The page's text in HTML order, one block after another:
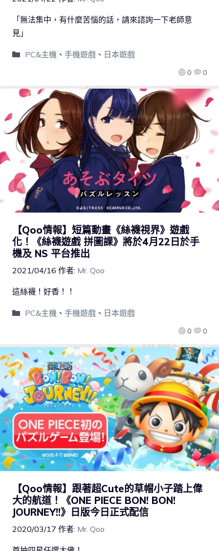
0 0
「無法集中，有什麼苦惱的話，請來諮詢一下老師意
見」
PC&主機、 手機遊戲、 日本遊戲
【Qoo情報】短篇動畫《絲襪視界》遊戲
化！《絲襪遊戲 拼圖課》將於4月22日於手
機及 NS 平台推出
2021/04/16 作者: Mr. Qoo
0 0
這絲襪！好香！！
PC&主機、 手機遊戲、 日本遊戲
【Qoo情報】跟著超Cute的草帽小子踏上偉
大的航道！《ONE PIECE BON! BON!
JOURNEY!!》日版今日正式配信
2020/03/17 作者: Mr. Qoo